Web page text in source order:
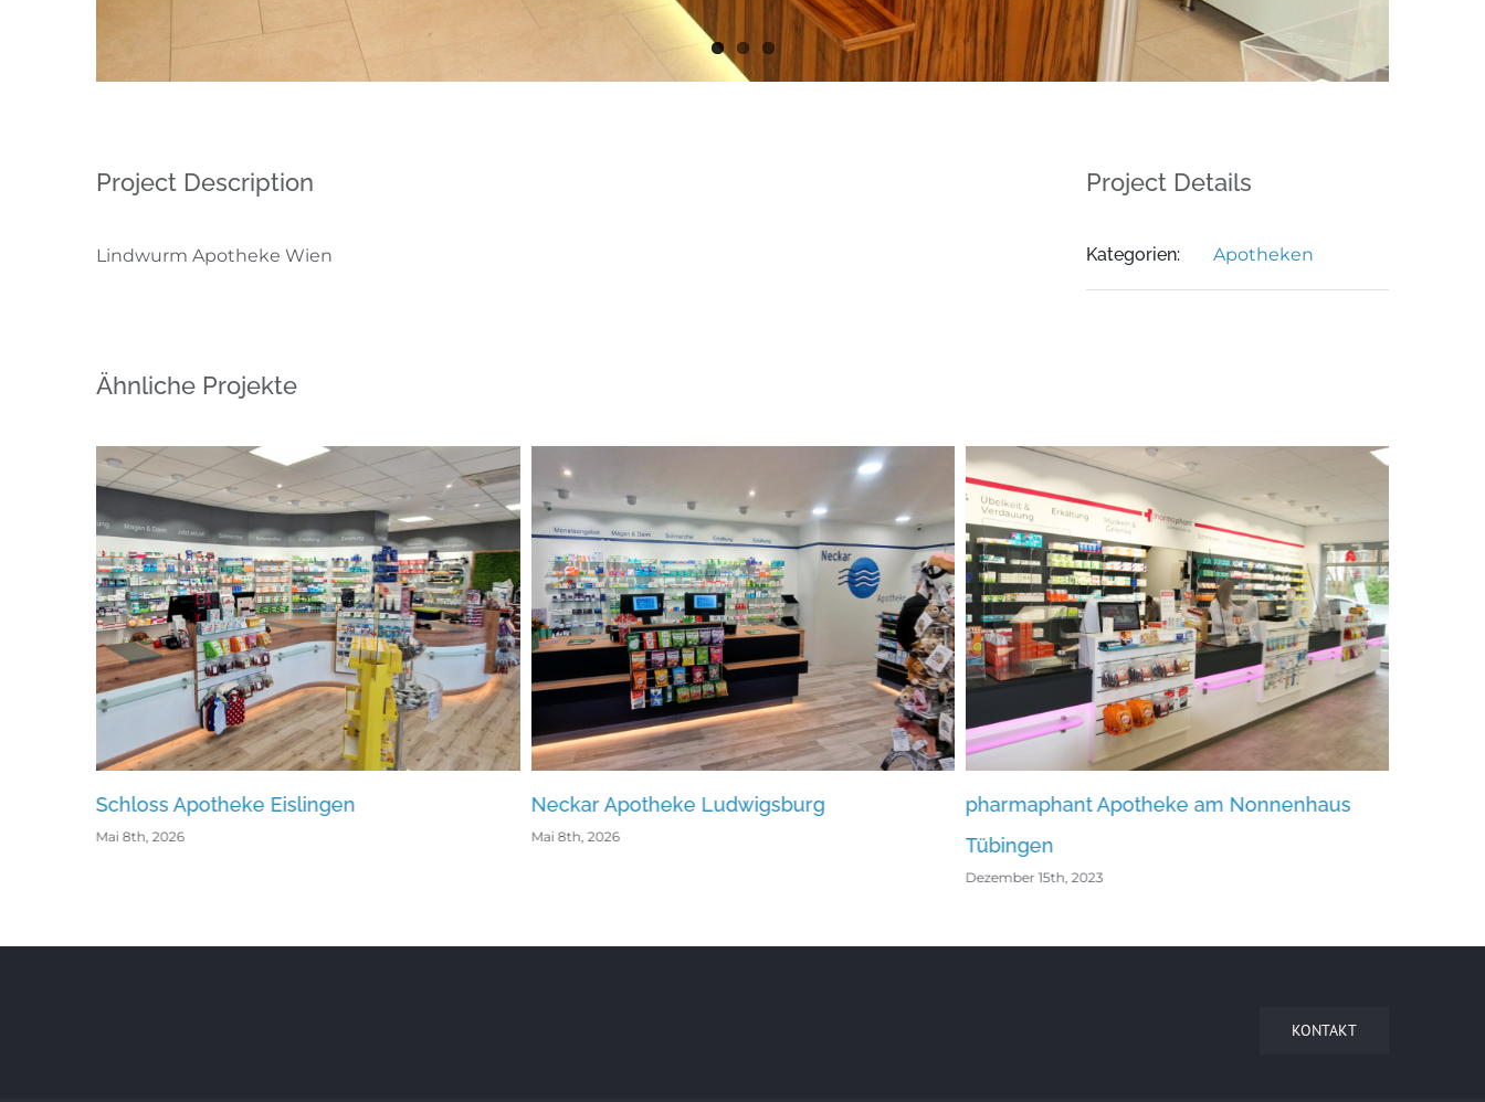
Project Description
Lindwurm Apotheke Wien
Project Details
Kategorien: Apotheken
Ähnliche Projekte
Eislingen Neckar Apotheke Ludwigsburg
pharmaphant Apotheke am Nonnenhaus
Arnika-Apotheke Wegscheid
KONTAKT